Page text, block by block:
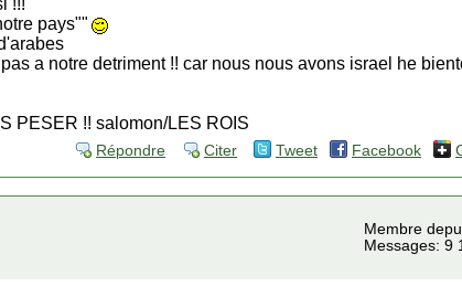
!!!
pays""
a notre detriment !! car nous nous avons israel he
PESER !! salomon/LES ROIS
Répondre Citer Tweet Facebook
Membre
Messages: 9